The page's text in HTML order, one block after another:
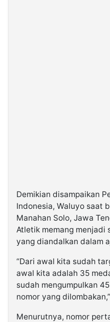
Demikian disampaikan
Indonesia, Waluyo saat
Manahan Solo, Jawa
Atletik memang menjadi
yang diandalkan dalam
“Dari awal kita sudah
awal kita adalah 35
sudah mengumpulkan
nomor yang
Menurutnya, nomor